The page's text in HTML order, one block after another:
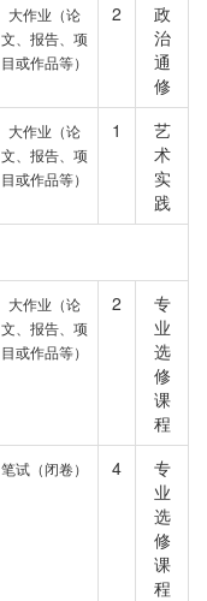
大作业（论
文、报告、项
目或作品等）
2
政
治
通
修
大作业（论
文、报告、项
目或作品等）
1
艺
术
实
践
大作业（论
文、报告、项
目或作品等）
2
专
业
选
修
课
程
笔试（闭卷） 4
专
业
选
修
课
程